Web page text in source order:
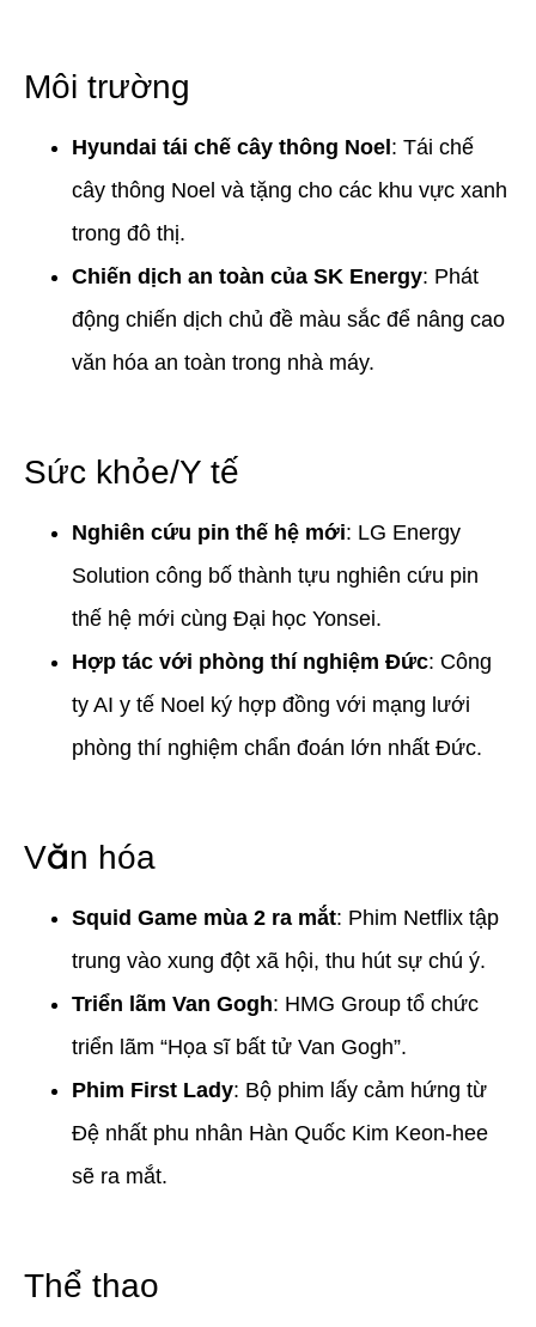
Môi trường
Hyundai tái chế cây thông Noel : Tái chế
cây thông Noel và tặng cho các khu vực xanh
trong đô thị.
Chiến dịch an toàn của SK Energy: Phát
động chiến dịch chủ đề màu sắc để nâng cao
văn hóa an toàn trong nhà máy.
Sức khỏe/Y tế
Nghiên cứu pin thế hệ mới: LG Energy
Solution công bố thành tựu nghiên cứu pin
thế hệ mới cùng Đại học Yonsei.
Hợp tác với phòng thí nghiệm Đức: Công
ty AI y tế Noel ký hợp đồng với mạng lưới
phòng thí nghiệm chẩn đoán lớn nhất Đức.
Văn hóa
Squid Game mùa 2 ra mắt: Phim Netflix tập
trung vào xung đột xã hội, thu hút sự chú ý.
Triển lãm Van Gogh: HMG Group tổ chức
triển lãm “Họa sĩ bất tử Van Gogh”.
Phim First Lady: Bộ phim lấy cảm hứng từ
Đệ nhất phu nhân Hàn Quốc Kim Keon-hee
sẽ ra mắt.
Thể thao